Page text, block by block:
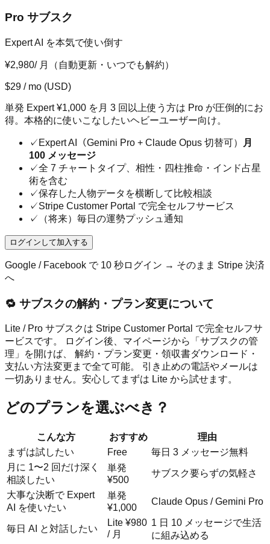
Pro サブスク
Expert AI を本気で使い倒す
¥2,980/ 月（自動更新・いつでも解約）
$29 / mo (USD)
単発 Expert ¥1,000 を月 3 回以上使う方は Pro が圧倒的にお
得。本格的に使いこなしたいヘビーユーザー向け。
✓ Expert AI（Gemini Pro + Claude Opus 切替可）
月
100 メッセージ
✓全 7 チャートタイプ、相性・四柱推命・インド占星
術を含む
✓保存した人物データを横断して比較相談
✓Stripe Customer Portal で完全セルフサービス
✓
（将来）毎日の運勢プッシュ通知
ログインして加入する
Google / Facebook で 10 秒ログイン → そのまま Stripe 決済
へ
🔁 サブスクの解約・プラン変更について
Lite / Pro サブスクは Stripe Customer Portal で完全セルフサ
ービスです。 ログイン後、マイページから「サブスクの管
理」を開けば、 解約・プラン変更・領収書ダウンロード・
支払い方法変更まで全て可能。 引き止めの電話やメールは
一切ありません。安心してまずは Lite から試せます。
どのプランを選ぶべき？
こんな方 おすすめ
理由
まずは試したい
Free
毎日 3 メッセージ無料
月に 1〜2 回だけ深く
相談したい
単発
¥500
サブスク要らずの気軽さ
大事な決断で Expert
AI を使いたい
単発
¥1,000
Claude Opus / Gemini Pro
毎日 AI と対話したい
Lite ¥980
/ 月
1 日 10 メッセージで生活
に組み込める